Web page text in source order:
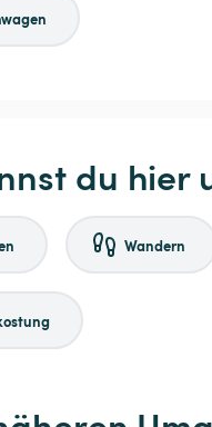
du hier
Wandern